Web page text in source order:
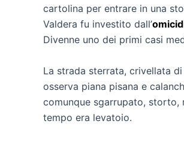
cartolina per entrare in una
Valdera fu investito dall’
Divenne uno dei primi casi
La strada sterrata, crivellata
osserva piana pisana e
comunque sgarrupato, storto,
tempo era levatoio.